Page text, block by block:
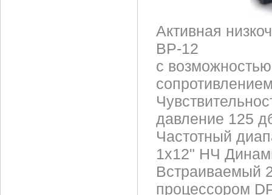
Активная
BP-12
с
давление 125
Частотный
1x12" НЧ
Встраиваемый
процессором